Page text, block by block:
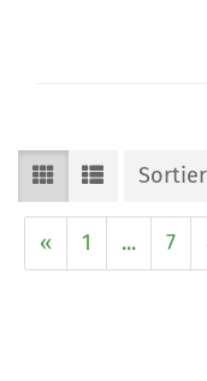
« 1 ... 7